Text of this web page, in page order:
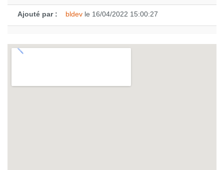
Ajouté par : bldev le 16/04/2022 15:00:27